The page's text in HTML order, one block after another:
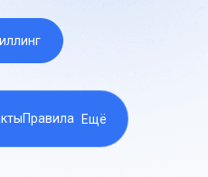
Правила Ещё